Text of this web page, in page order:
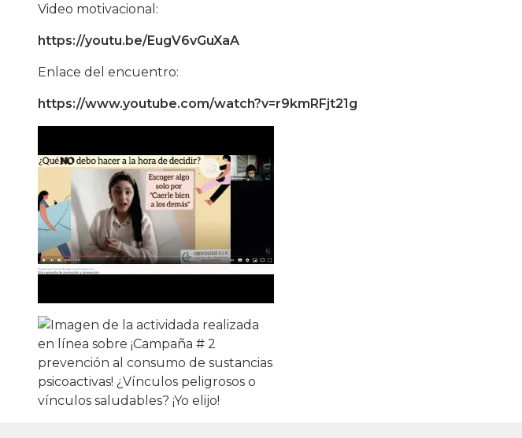
Video motivacional:
https://youtu.be/EugV6vGuXaA
Enlace del encuentro:
https://www.youtube.com/watch?v=r9kmRFjt21g